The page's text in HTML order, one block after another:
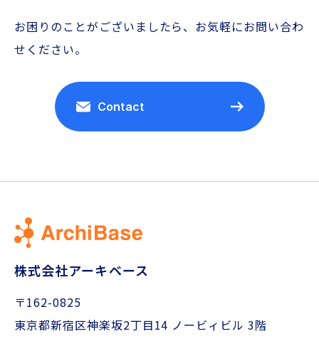
お困りのことがございましたら、お気軽にお問い合わ
せください。
Contact
株式会社アーキベース
〒162-0825
東京都新宿区神楽坂2丁目14 ノービィビル 3階